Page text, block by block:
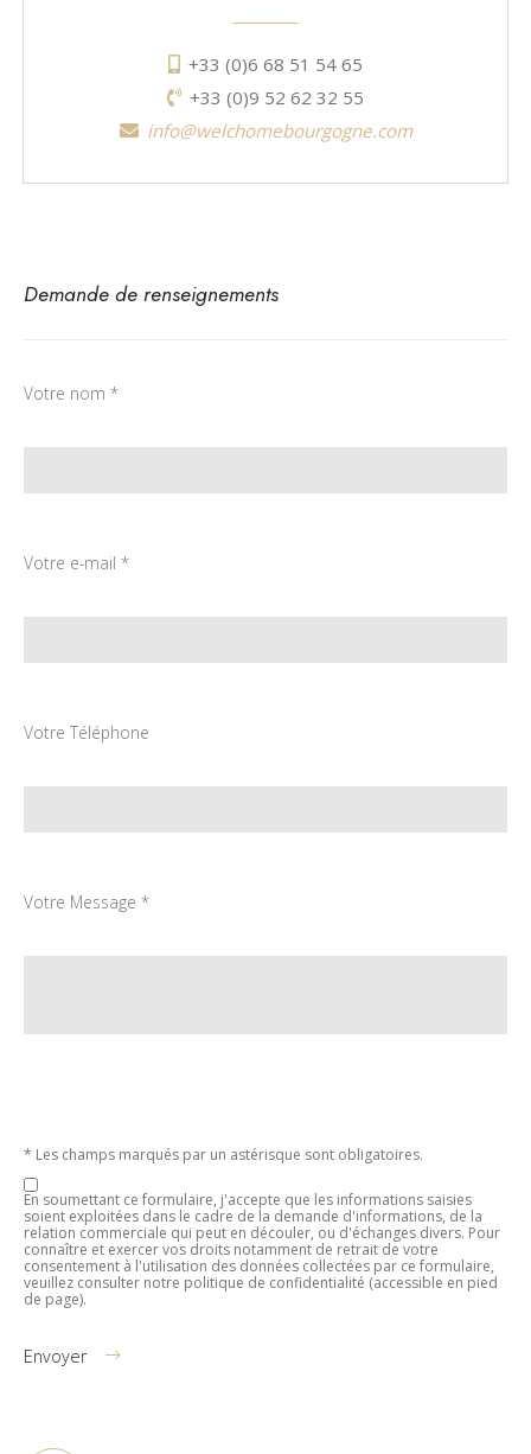
+33 (0)6 68 51 54 65
+33 (0)9 52 62 32 55
info@welchomebourgogne.com
Demande de renseignements
Votre nom *
Votre e-mail *
Votre Téléphone
Votre Message *
* Les champs marqués par un astérisque sont obligatoires.
En soumettant ce formulaire, j'accepte que les informations saisies
soient exploitées dans le cadre de la demande d'informations, de la
relation commerciale qui peut en découler, ou d'échanges divers. Pour
connaître et exercer vos droits notamment de retrait de votre
consentement à l'utilisation des données collectées par ce formulaire,
veuillez consulter notre politique de confidentialité (accessible en pied
de page).
Envoyer